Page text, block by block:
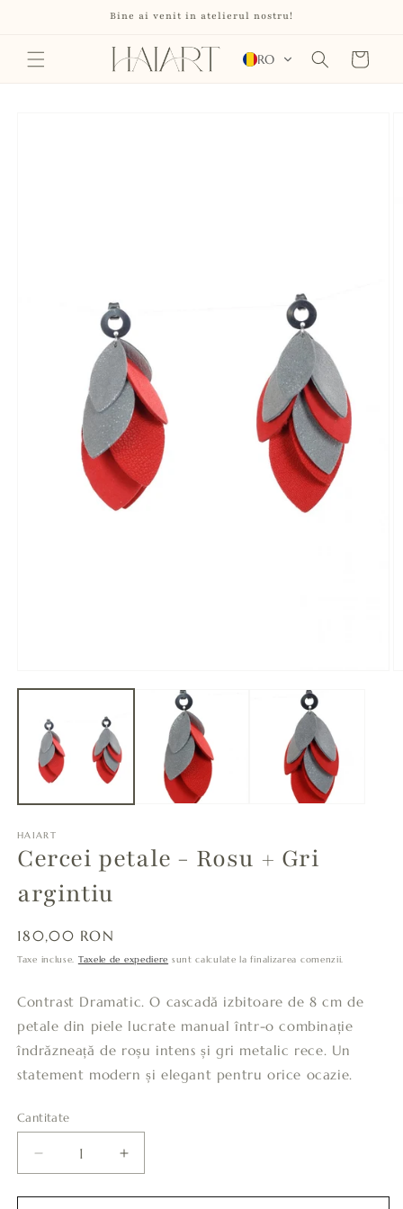
Bine ai venit in atelierul nostru!
RO Coș
HAIART
Cercei petale - Rosu + Gri
argintiu
Preț
obișnuit
180,00 RON
Taxe incluse. Taxele de expediere sunt calculate la finalizarea comenzii.
Contrast Dramatic. O cascadă izbitoare de 8 cm de
petale din piele lucrate manual într-o combinație
îndrăzneață de roșu intens și gri metalic rece. Un
statement modern și elegant pentru orice ocazie.
Cantitate
Cantitate
Reduceți
cantitatea
pentru
Creșteți
cantitatea
pentru